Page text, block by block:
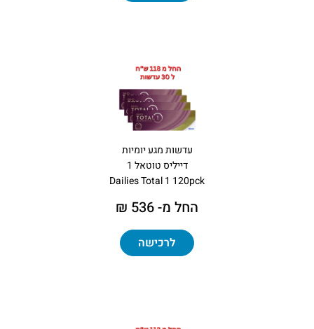
עדשות מגע יומיות
דייליס טוטאל 1
Dailies Total 1 120pck
החל מ- 536 ₪
לרכישה